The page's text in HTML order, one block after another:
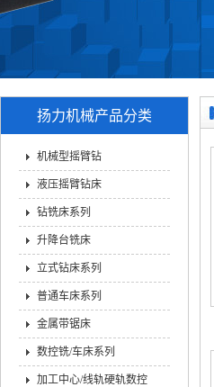
扬力机械产品分类
机械型摇臂钻
液压摇臂钻床
钻铣床系列
升降台铣床
立式钻床系列
普通车床系列
金属带锯床
数控铣/车床系列
加工中心/线轨硬轨数控